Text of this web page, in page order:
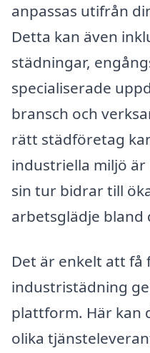
anpassas utifrån
Detta kan även
städningar,
specialiserade
bransch och
rätt städföretag
industriella miljö är
sin tur bidrar till
arbetsglädje bland
Det är enkelt att få
industristädning
plattform. Här kan
olika